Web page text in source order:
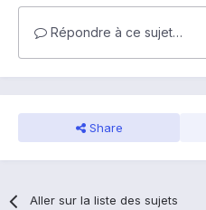
Répondre à ce sujet…
Share
Aller sur la liste des sujets